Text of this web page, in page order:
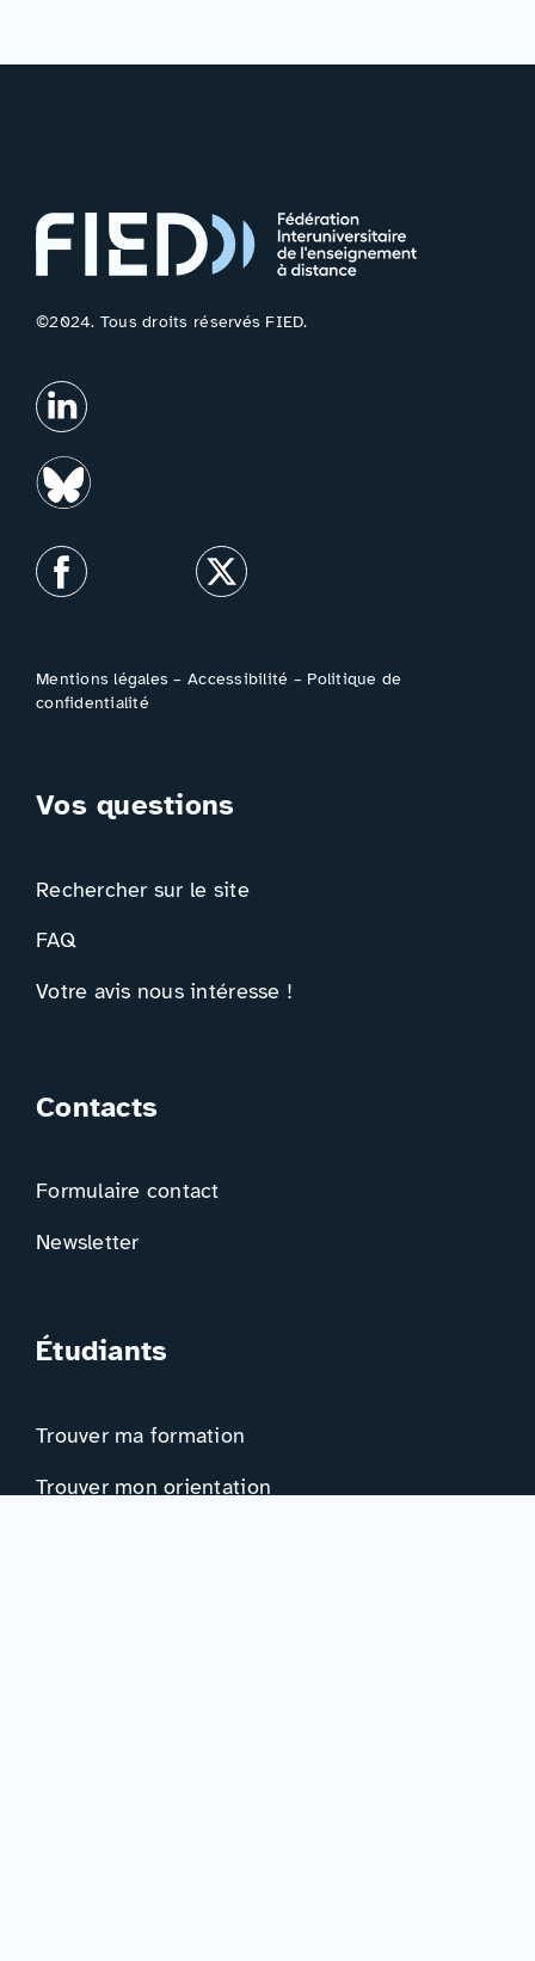
©2024. Tous droits réservés FIED.
Mentions légales –Accessibilité – Politique de
confidentialité
Vos questions
Rechercher sur le site
FAQ
Votre avis nous intéresse !
Contacts
Formulaire contact
Newsletter
Étudiants
Trouver ma formation
Trouver mon orientation